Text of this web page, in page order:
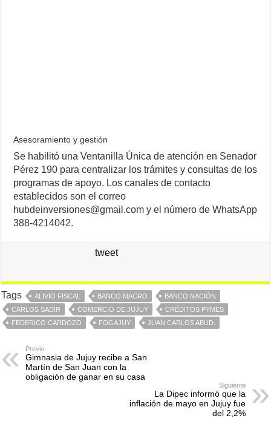
Asesoramiento y gestión
Se habilitó una Ventanilla Única de atención en Senador
Pérez 190 para centralizar los trámites y consultas de los
programas de apoyo. Los canales de contacto
establecidos son el correo
hubdeinversiones@gmail.com y el número de WhatsApp
388-4214042.
tweet
Tags ALIVIO FISCAL BANCO MACRO
BANCO NACIÓN
CARLOS SADIR
COMERCIO DE JUJUY
CRÉDITOS PYMES
FEDERICO CARDOZO
FOGAJUY JUAN CARLOS ABUD.
Previo
Gimnasia de Jujuy recibe a San
Martín de San Juan con la
obligación de ganar en su casa
Siguiente
La Dipec informó que la
inflación de mayo en Jujuy fue
del 2,2%